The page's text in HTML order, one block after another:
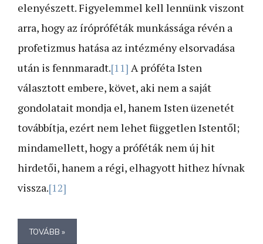
elenyészett. Figyelemmel kell lennünk viszont
arra, hogy az írópróféták munkássága révén a
profetizmus hatása az intézmény elsorvadása
után is fennmaradt.[11] A próféta Isten
választott embere, követ, aki nem a saját
gondolatait mondja el, hanem Isten üzenetét
továbbítja, ezért nem lehet független Istentől;
mindamellett, hogy a próféták nem új hit
hirdetői, hanem a régi, elhagyott hithez hívnak
vissza.[12]
TOVÁBB »